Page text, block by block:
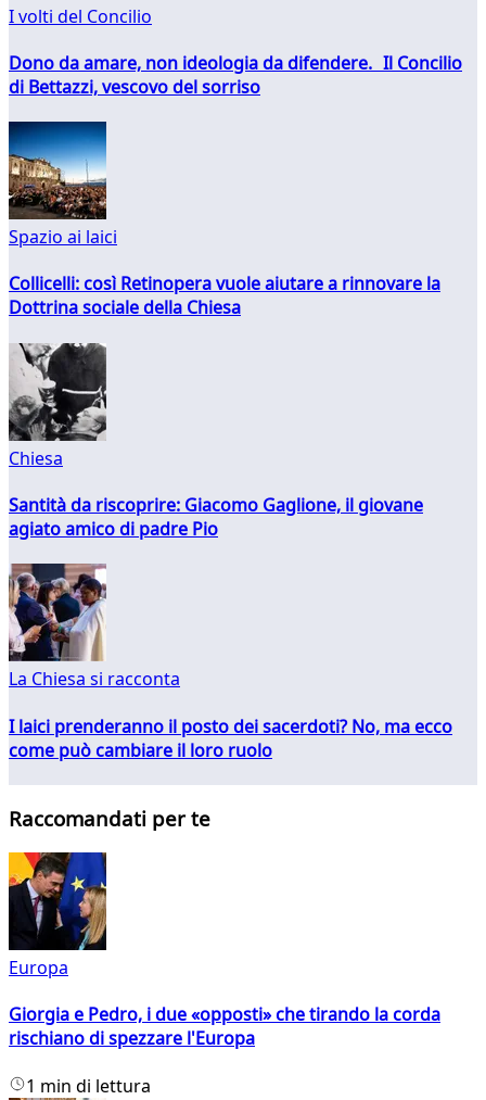
I volti del Concilio
Dono da amare, non ideologia da difendere. Il Concilio
di Bettazzi, vescovo del sorriso
Spazio ai laici
Collicelli: così Retinopera vuole aiutare a rinnovare la
Dottrina sociale della Chiesa
Chiesa
Santità da riscoprire: Giacomo Gaglione, il giovane
agiato amico di padre Pio
La Chiesa si racconta
I laici prenderanno il posto dei sacerdoti? No, ma ecco
come può cambiare il loro ruolo
Raccomandati per te
Europa
Giorgia e Pedro, i due «opposti» che tirando la corda
rischiano di spezzare l'Europa
1 min di lettura